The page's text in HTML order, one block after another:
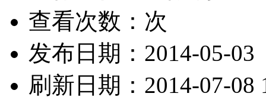
查看次数： 次
发布日期：2014-05-03
刷新日期：2014-07-08